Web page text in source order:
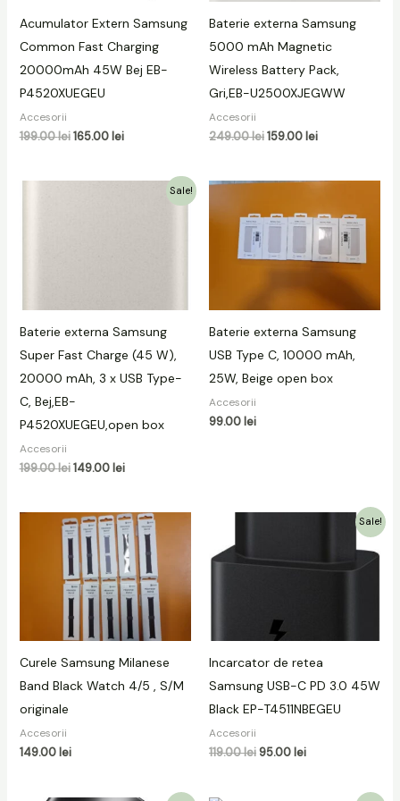
Acumulator Extern Samsung
Common Fast Charging
20000mAh 45W Bej EB-
P4520XUEGEU
Accesorii
199.00lei 165.00 lei
Baterie externa Samsung
5000 mAh Magnetic
Wireless Battery Pack,
Gri,EB-U2500XJEGWW
Accesorii
249.00lei159.00 lei
Sale!
Baterie externa Samsung
Super Fast Charge (45 W),
20000 mAh, 3 x USB Type-
C, Bej,EB-
P4520XUEGEU,open box
Accesorii
199.00lei 149.00 lei
Baterie externa Samsung
USB Type C, 10000 mAh,
25W, Beige open box
Accesorii
99.00 lei
Curele Samsung Milanese
Band Black Watch 4/5 , S/M
originale
Accesorii
149.00lei
Sale!
Incarcator de retea
Samsung USB-C PD 3.0 45W
Black EP-T4511NBEGEU
Accesorii
119.00lei
fost:
95.00lei
95.00 lei.